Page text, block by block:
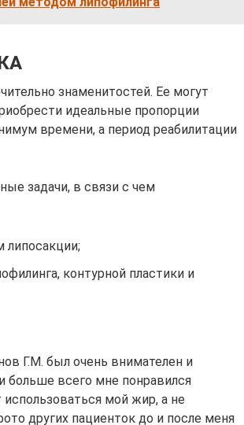
знаменитостей. Ее могут
идеальные пропорции
времени, а период реабилитации
задачи, в связи с чем
липосакции;
контурной пластики и
Г.М. был очень внимателен и
больше всего мне понравился
мой жир, а не
других пациенток до и после меня